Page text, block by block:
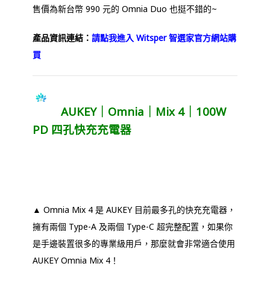
售價為新台幣 990 元的 Omnia Duo 也挺不錯的~
產品資訊連結： 請點我進入 Witsper 智選家官方網站購
買
AUKEY｜Omnia｜Mix 4｜100W
PD 四孔快充充電器
▲ Omnia Mix 4 是 AUKEY 目前最多孔的快充充電器，
擁有兩個 Type-A 及兩個 Type-C 超完整配置，如果你
是手邊裝置很多的專業級用戶，那麼就會非常適合使用
AUKEY Omnia Mix 4！